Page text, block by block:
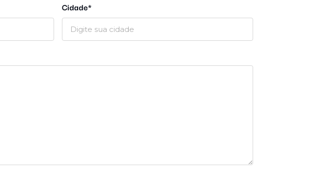
Cidade*